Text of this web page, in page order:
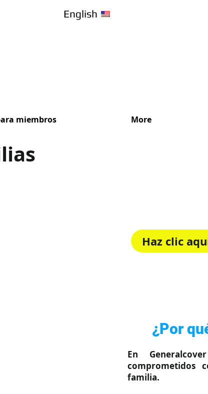
English
miembros More
Haz clic
¿Por
En
comprometidos
familia.